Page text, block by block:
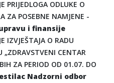
PRIJEDLOGA ODLUKE O
ZA POSEBNE NAMJENE -
i finansije
IZVJEŠTAJA O RADU
„ZDRAVSTVENI CENTAR
ZA PERIOD OD 01.07. DO
Nadzorni odbor